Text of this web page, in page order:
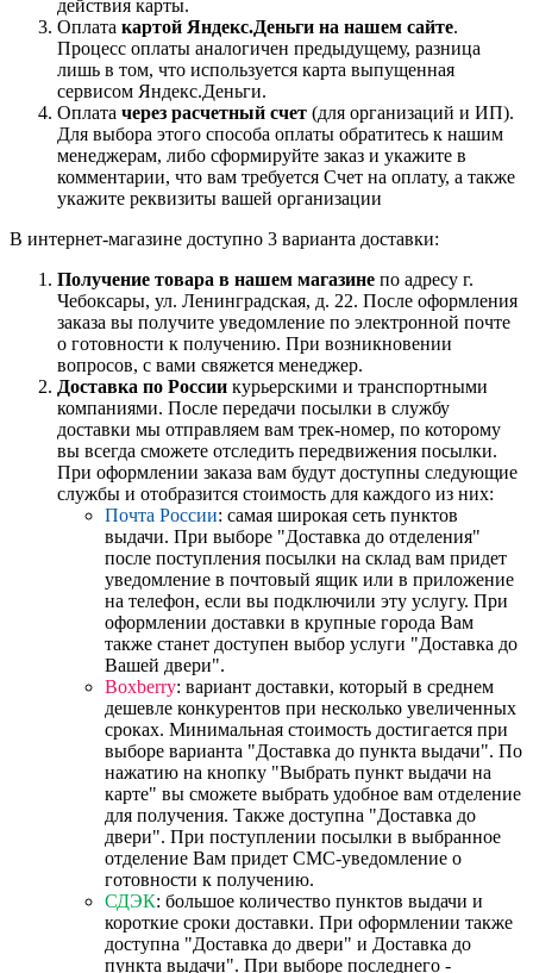
действия карты.
Оплата картой Яндекс.Деньги на нашем сайте.
Процесс оплаты аналогичен предыдущему, разница
лишь в том, что используется карта выпущенная
сервисом Яндекс.Деньги.
Оплата через расчетный счет (для организаций и ИП).
Для выбора этого способа оплаты обратитесь к нашим
менеджерам, либо сформируйте заказ и укажите в
комментарии, что вам требуется Счет на оплату, а также
укажите реквизиты вашей организации
В интернет-магазине доступно 3 варианта доставки:
Получение товара в нашем магазине по адресу г.
Чебоксары, ул. Ленинградская, д. 22. После оформления
заказа вы получите уведомление по электронной почте
о готовности к получению. При возникновении
вопросов, с вами свяжется менеджер.
Доставка по России курьерскими и транспортными
компаниями. После передачи посылки в службу
доставки мы отправляем вам трек-номер, по которому
вы всегда сможете отследить передвижения посылки.
При оформлении заказа вам будут доступны следующие
службы и отобразится стоимость для каждого из них:
Почта России: самая широкая сеть пунктов
выдачи. При выборе "Доставка до отделения"
после поступления посылки на склад вам придет
уведомление в почтовый ящик или в приложение
на телефон, если вы подключили эту услугу. При
оформлении доставки в крупные города Вам
также станет доступен выбор услуги "Доставка до
Вашей двери".
Boxberry: вариант доставки, который в среднем
дешевле конкурентов при несколько увеличенных
сроках. Минимальная стоимость достигается при
выборе варианта "Доставка до пункта выдачи". По
нажатию на кнопку "Выбрать пункт выдачи на
карте" вы сможете выбрать удобное вам отделение
для получения. Также доступна "Доставка до
двери". При поступлении посылки в выбранное
отделение Вам придет СМС-уведомление о
готовности к получению.
СДЭК: большое количество пунктов выдачи и
короткие сроки доставки. При оформлении также
доступна "Доставка до двери" и Доставка до
пункта выдачи". При выборе последнего -